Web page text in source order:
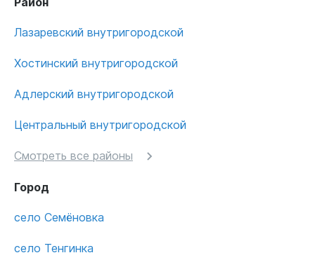
Лазаревский внутригородской
Хостинский внутригородской
Адлерский внутригородской
Центральный внутригородской
Смотреть все районы
Город
село Семёновка
село Тенгинка